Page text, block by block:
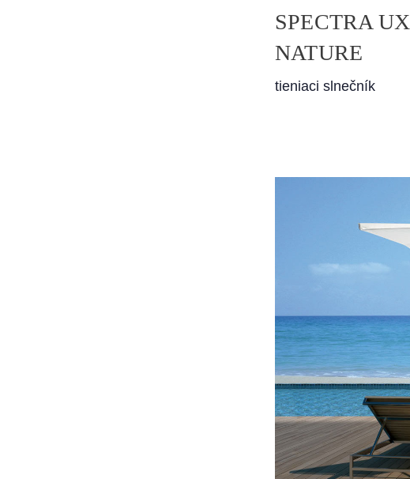
SPECTRA UX
NATURE
tieniaci slnečník